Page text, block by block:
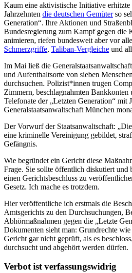
Kaum eine aktivistische Initiative erhitzte
Jahrzehnten die deutschen Gemüterso
Generation“. Ihre Aktionen und
Bundesregierung zum Kampf gegen die
animieren, riefen bundesweit aber vor
Schmerzgriffe, Taliban-Vergleiche und
Im Mai ließ die
und Aufenthaltsorte von sieben
durchsuchen. Polizist*innen trugen
Zimmern, beschlagnahmten
Telefonate der „Letzten Generation“ mit
Generalstaatsanwaltschaft München
Der Vorwurf der Staatsanwaltschaft:
eine kriminelle Vereinigung gebildet,
Gefängnis.
Wie begründet ein Gericht diese
Frage. Sie sollte öffentlich diskutiert und
einen Gerichtsbeschluss zu
Gesetz. Ich mache es trotzdem.
Hier veröffentliche ich erstmals die
Amtsgerichts zu den Durchsuchungen,
Abhörmaßnahmen gegen die „Letzte
Dokumenten sieht man: Grundrechte wie
Gericht gar nicht geprüft, als es
durchsucht und abgehört werden dürfen.
Verbot ist verfassungswidrig